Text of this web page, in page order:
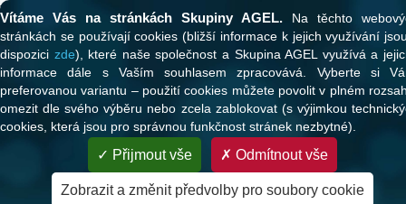
PARTNER VAŠEHO ZDRAVÍ
Zdravotní péče pro klienty všech zdravotních pojišťoven
Tato webová stránka používá cookies
Vítáme Vás na stránkách Skupiny AGEL. Na těchto
stránkách se používají cookies (bližší informace k jejich využívání
dispozici zde), které naše společnost a Skupina AGEL využívá a
informace dále s Vaším souhlasem zpracovává. Vyberte si
preferovanou variantu – použití cookies můžete povolit v plném
omezit dle svého výběru nebo zcela zablokovat (s výjimkou
cookies, která jsou pro správnou funkčnost stránek nezbytné).
Přijmout vše Odmítnout vše
Zobrazit a změnit předvolby pro soubory cookie